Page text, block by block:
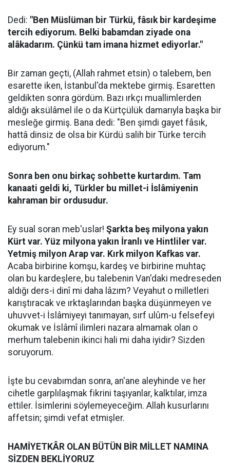
Dedi: "Ben Müslüman bir Türkü, fâsık bir kardeşime
tercih ediyorum. Belki babamdan ziyade ona
alâkadarım. Çünkü tam imana hizmet ediyorlar."
Bir zaman geçti, (Allah rahmet etsin) o talebem, ben
esarette iken, İstanbul'da mektebe girmiş. Esaretten
geldikten sonra gördüm. Bazı ırkçı muallimlerden
aldığı aksülâmel ile o da Kürtçülük damarıyla başka bir
mesleğe girmiş. Bana dedi: "Ben şimdi gayet fâsık,
hattâ dinsiz de olsa bir Kürdü salih bir Türke tercih
ediyorum."
Sonra ben onu birkaç sohbette kurtardım. Tam
kanaati geldi ki, Türkler bu millet-i İslâmiyenin
kahraman bir ordusudur.
Ey sual soran meb'uslar! Şarkta beş milyona yakın
Kürt var. Yüz milyona yakın İranlı ve Hintliler var.
Yetmiş milyon Arap var. Kırk milyon Kafkas var.
Acaba birbirine komşu, kardeş ve birbirine muhtaç
olan bu kardeşlere, bu talebenin Van'daki medreseden
aldığı ders-i dinî mi daha lâzım? Veyahut o milletleri
karıştıracak ve ırktaşlarından başka düşünmeyen ve
uhuvvet-i İslâmiyeyi tanımayan, sırf ulûm-u felsefeyi
okumak ve İslâmî ilimleri nazara almamak olan o
merhum talebenin ikinci hali mi daha iyidir? Sizden
soruyorum.
İşte bu cevabımdan sonra, an'ane aleyhinde ve her
cihetle garplılaşmak fikrini taşıyanlar, kalktılar, imza
ettiler. İsimlerini söylemeyeceğim. Allah kusurlarını
affetsin; şimdi vefat etmişler.
HAMİYETKÂR OLAN BÜTÜN BİR MİLLET NAMINA
SİZDEN BEKLİYORUZ